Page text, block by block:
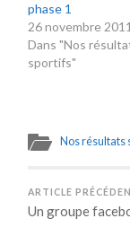
phase 1
26 novembre 2011
Dans "Nos
sportifs"
Nos résultats
ARTICLE
Un groupe